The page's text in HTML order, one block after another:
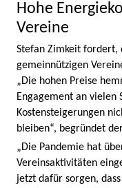
Hohe
Vereine
Stefan Zimkeit fordert,
gemeinnützigen
„Die hohen Preise
Engagement an vielen
Kostensteigerungen
bleiben“, begründet
„Die Pandemie hat
Vereinsaktivitäten
jetzt dafür sorgen,